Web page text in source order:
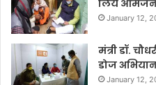
लिये आमजन
January 12,
मंत्री डॉ.
डोज
January 12,